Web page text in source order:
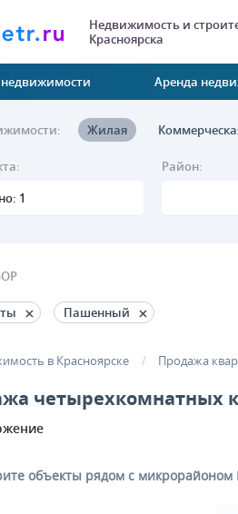
Недвижимость и
Красноярска
Аренда
Жилая
1
Район:
Пашенный
в Красноярске Продажа
четырехкомнатных
объекты рядом с